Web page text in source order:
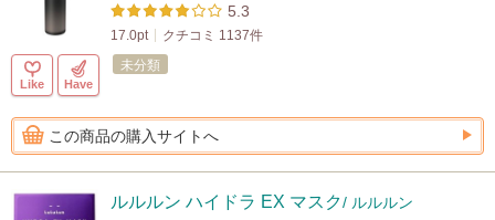
5.3
17.0pt クチコミ 1137件
Like Have
未分類
この商品の購入サイトへ
ルルルン ハイドラ EX マスク/ ルルルン